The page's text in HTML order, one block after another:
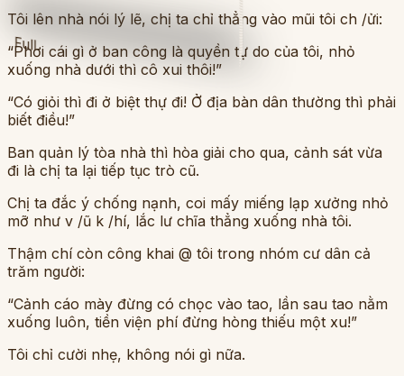
Full
Tôi lên nhà nói lý lẽ, chị ta chỉ thẳng vào mũi tôi ch /ửi:
“Phơi cái gì ở ban công là quyền tự do của tôi, nhỏ
xuống nhà dưới thì cô xui thôi!”
“Có giỏi thì đi ở biệt thự đi! Ở địa bàn dân thường thì phải
biết điều!”
Ban quản lý tòa nhà thì hòa giải cho qua, cảnh sát vừa
đi là chị ta lại tiếp tục trò cũ.
Chị ta đắc ý chống nạnh, coi mấy miếng lạp xưởng nhỏ
mỡ như v /ũ k /hí, lắc lư chĩa thẳng xuống nhà tôi.
Thậm chí còn công khai @ tôi trong nhóm cư dân cả
trăm người:
“Cảnh cáo mày đừng có chọc vào tao, lần sau tao nằm
xuống luôn, tiền viện phí đừng hòng thiếu một xu!”
Tôi chỉ cười nhẹ, không nói gì nữa.